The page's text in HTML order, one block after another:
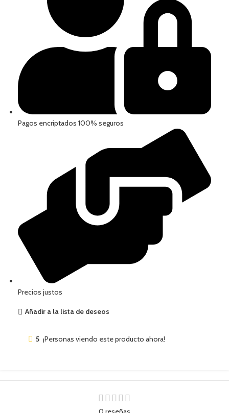
Pagos encriptados 100% seguros
Precios justos
Añadir a la lista de deseos
5 ¡Personas viendo este producto ahora!